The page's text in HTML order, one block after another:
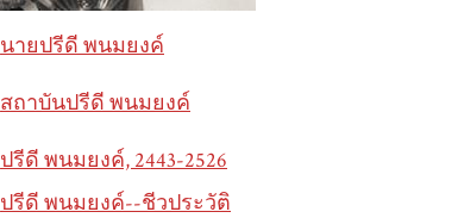
นายปรีดี พนมยงค์
สถาบันปรีดี พนมยงค์
ปรีดี พนมยงค์, 2443-2526
ปรีดี พนมยงค์--ชีวประวัติ